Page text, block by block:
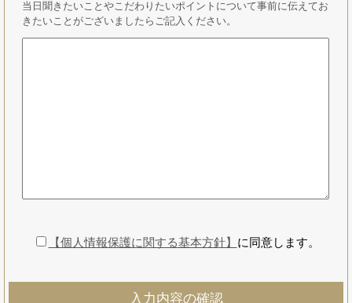
当日聞きたいことやこだわりたいポイントについて事前に伝えてお
きたいことがございましたらご記入ください。
【個人情報保護に関する基本方針】 に同意します。